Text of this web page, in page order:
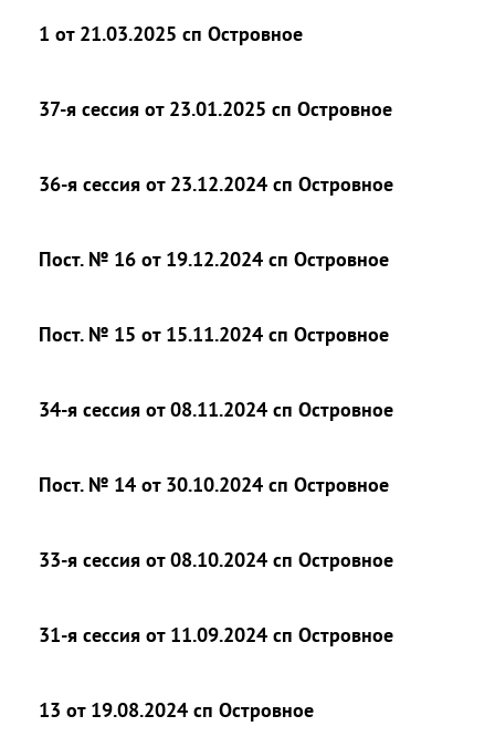
1 от 21.03.2025 сп Островное
37-я сессия от 23.01.2025 сп Островное
36-я сессия от 23.12.2024 сп Островное
Пост. № 16 от 19.12.2024 сп Островное
Пост. № 15 от 15.11.2024 сп Островное
34-я сессия от 08.11.2024 сп Островное
Пост. № 14 от 30.10.2024 сп Островное
33-я сессия от 08.10.2024 сп Островное
31-я сессия от 11.09.2024 сп Островное
13 от 19.08.2024 сп Островное